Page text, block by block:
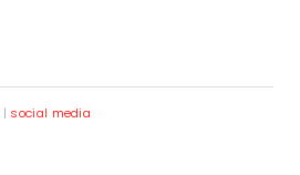
| social media